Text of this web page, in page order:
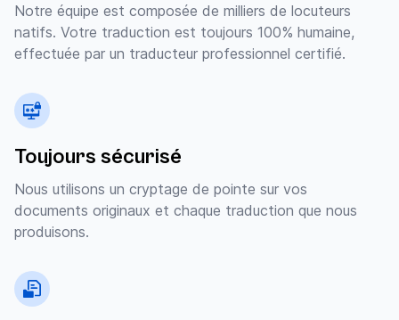
Notre équipe est composée de milliers de locuteurs
natifs. Votre traduction est toujours 100% humaine,
effectuée par un traducteur professionnel certifié.
Toujours sécurisé
Nous utilisons un cryptage de pointe sur vos
documents originaux et chaque traduction que nous
produisons.